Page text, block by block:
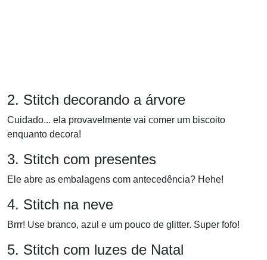
2. Stitch decorando a árvore
Cuidado... ela provavelmente vai comer um biscoito
enquanto decora!
3. Stitch com presentes
Ele abre as embalagens com antecedência? Hehe!
4. Stitch na neve
Brrr! Use branco, azul e um pouco de glitter. Super fofo!
5. Stitch com luzes de Natal